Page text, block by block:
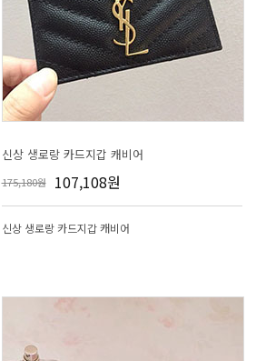
신상 생로랑 카드지갑 캐비어
175,180원 107,108원
신상 생로랑 카드지갑 캐비어